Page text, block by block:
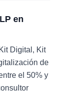
en
Digital, Kit
de
el 50% y